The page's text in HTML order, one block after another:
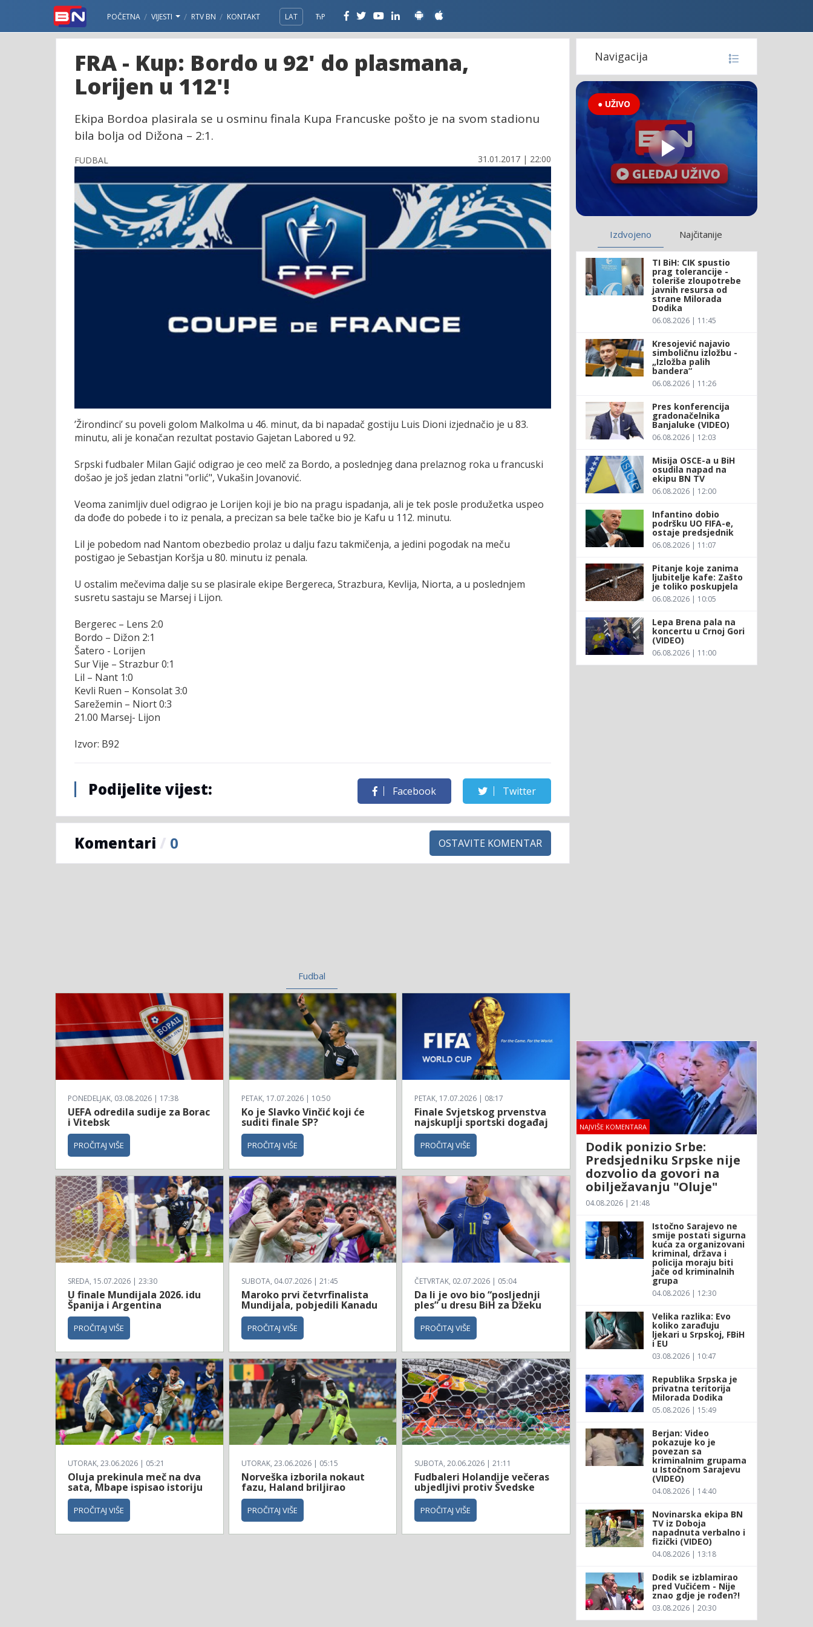
POČETNA VIJESTI RTV BN KONTAKT LAT ЋР
FRA - Kup: Bordo u 92' do plasmana,
Lorijen u 112'!
Ekipa Bordoa plasirala se u osminu finala Kupa Francuske pošto je na svom stadionu
bila bolja od Dižona – 2:1.
FUDBAL 31.01.2017 | 22:00
’Žirondinci’ su poveli golom Malkolma u 46. minut, da bi napadač gostiju Luis Dioni izjednačio je u 83.
minutu, ali je konačan rezultat postavio Gajetan Labored u 92.
Srpski fudbaler Milan Gajić odigrao je ceo melč za Bordo, a poslednjeg dana prelaznog roka u francuski
došao je još jedan zlatni "orlić", Vukašin Jovanović.
Veoma zanimljiv duel odigrao je Lorijen koji je bio na pragu ispadanja, ali je tek posle produžetka uspeo
da dođe do pobede i to iz penala, a precizan sa bele tačke bio je Kafu u 112. minutu.
Lil je pobedom nad Nantom obezbedio prolaz u dalju fazu takmičenja, a jedini pogodak na meču
postigao je Sebastjan Koršja u 80. minutu iz penala.
U ostalim mečevima dalje su se plasirale ekipe Bergereca, Strazbura, Kevlija, Niorta, a u poslednjem
susretu sastaju se Marsej i Lijon.
Bergerec – Lens 2:0
Bordo – Dižon 2:1
Šatero - Lorijen
Sur Vije – Strazbur 0:1
Lil – Nant 1:0
Kevli Ruen – Konsolat 3:0
Sarežemin – Niort 0:3
21.00 Marsej- Lijon
Izvor: B92
Podijelite vijest: Facebook Twitter
Komentari / 0 OSTAVITE KOMENTAR
Fudbal
PONEDELJAK, 03.08.2026 | 17:38
UEFA odredila sudije za Borac
i Vitebsk
PROČITAJ VIŠE
PETAK, 17.07.2026 | 10:50
Ko je Slavko Vinčić koji će
suditi finale SP?
PROČITAJ VIŠE
PETAK, 17.07.2026 | 08:17
Finale Svjetskog prvenstva
najskuplji sportski događaj
PROČITAJ VIŠE
SREDA, 15.07.2026 | 23:30
U finale Mundijala 2026. idu
Španija i Argentina
PROČITAJ VIŠE
SUBOTA, 04.07.2026 | 21:45
Maroko prvi četvrfinalista
Mundijala, pobjedili Kanadu
PROČITAJ VIŠE
ČETVRTAK, 02.07.2026 | 05:04
Da li je ovo bio “posljednji
ples” u dresu BiH za Džeku
PROČITAJ VIŠE
UTORAK, 23.06.2026 | 05:21
Oluja prekinula meč na dva
sata, Mbape ispisao istoriju
PROČITAJ VIŠE
UTORAK, 23.06.2026 | 05:15
Norveška izborila nokaut
fazu, Haland briljirao
PROČITAJ VIŠE
SUBOTA, 20.06.2026 | 21:11
Fudbaleri Holandije večeras
ubjedljivi protiv Švedske
PROČITAJ VIŠE
Navigacija
● UŽIVO
Izdvojeno Najčitanije
TI BiH: CIK spustio
prag tolerancije -
toleriše zloupotrebe
javnih resursa od
strane Milorada
Dodika
06.08.2026 | 11:45
Kresojević najavio
simboličnu izložbu -
„Izložba palih
bandera“
06.08.2026 | 11:26
Pres konferencija
gradonačelnika
Banjaluke (VIDEO)
06.08.2026 | 12:03
Misija OSCE-a u BiH
osudila napad na
ekipu BN TV
06.08.2026 | 12:00
Infantino dobio
podršku UO FIFA-e,
ostaje predsjednik
06.08.2026 | 11:07
Pitanje koje zanima
ljubitelje kafe: Zašto
je toliko poskupjela
06.08.2026 | 10:05
Lepa Brena pala na
koncertu u Crnoj Gori
(VIDEO)
06.08.2026 | 11:00
NAJVIŠE KOMENTARA
Dodik ponizio Srbe:
Predsjedniku Srpske nije
dozvolio da govori na
obilježavanju "Oluje"
04.08.2026 | 21:48
Istočno Sarajevo ne
smije postati sigurna
kuća za organizovani
kriminal, država i
policija moraju biti
jače od kriminalnih
grupa
04.08.2026 | 12:30
Velika razlika: Evo
koliko zarađuju
ljekari u Srpskoj, FBiH
i EU
03.08.2026 | 10:47
Republika Srpska je
privatna teritorija
Milorada Dodika
05.08.2026 | 15:49
Berjan: Video
pokazuje ko je
povezan sa
kriminalnim grupama
u Istočnom Sarajevu
(VIDEO)
04.08.2026 | 14:40
Novinarska ekipa BN
TV iz Doboja
napadnuta verbalno i
fizički (VIDEO)
04.08.2026 | 13:18
Dodik se izblamirao
pred Vučićem - Nije
znao gdje je rođen?!
03.08.2026 | 20:30